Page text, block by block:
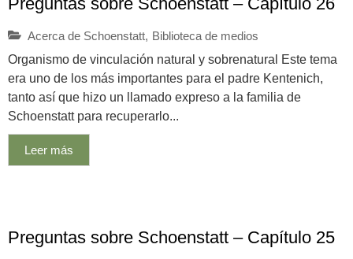
Acerca de Schoenstatt, Biblioteca de medios
Organismo de vinculación natural y sobrenatural Este tema
era uno de los más importantes para el padre Kentenich,
tanto así que hizo un llamado expreso a la familia de
Schoenstatt para recuperarlo...
Leer más
Preguntas sobre Schoenstatt – Capítulo 25